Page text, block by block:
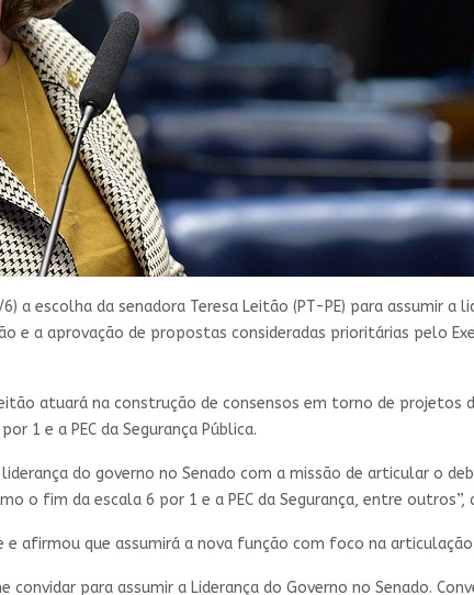
escolha da senadora Teresa Leitão (PT-PE) para assumir a
e a aprovação de propostas consideradas prioritárias pelo
atuará na construção de consensos em torno de
1 e a PEC da Segurança Pública.
do governo no Senado com a missão de articular o
o fim da escala 6 por 1 e a PEC da Segurança, entre
e afirmou que assumirá a nova função com foco na
para assumir a Liderança do Governo no Senado.